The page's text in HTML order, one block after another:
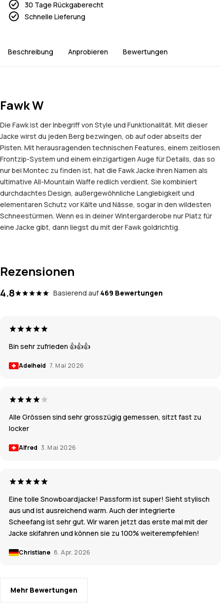
30 Tage Rückgaberecht
Schnelle Lieferung
Beschreibung Anprobieren Bewertungen
Fawk W
Die Fawk ist der Inbegriff von Style und Funktionalität. Mit dieser
Jacke wirst du jeden Berg bezwingen, ob auf oder abseits der
Pisten. Mit herausragenden technischen Features, einem zeitlosen
Frontzip-System und einem einzigartigen Auge für Details, das so
nur bei Montec zu finden ist, hat die Fawk Jacke ihren Namen als
ultimative All-Mountain Waffe redlich verdient. Sie kombiniert
durchdachtes Design, außergewöhnliche Langlebigkeit und
elementaren Schutz vor Kälte und Nässe, sogar in den wildesten
Schneestürmen. Wenn es in deiner Wintergarderobe nur Platz für
eine Jacke gibt, dann liegst du mit der Fawk goldrichtig.
Rezensionen
4.8 Basierend auf 469 Bewertungen
Bin sehr zufrieden 👍👍👍
Adelheid 7. Mai 2026
Alle Grössen sind sehr grosszügig gemessen, sitzt fast zu
locker
Alfred 3. Mai 2026
Eine tolle Snowboardjacke! Passform ist super! Sieht stylisch
aus und ist ausreichend warm. Auch der integrierte
Scheefang ist sehr gut. Wir waren jetzt das erste mal mit der
Jacke skifahren und können sie zu 100% weiterempfehlen!
Christiane 8. Apr. 2026
Mehr Bewertungen